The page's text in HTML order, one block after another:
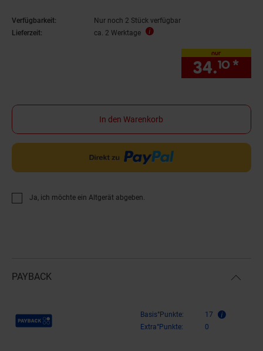
Verfügbarkeit:
Nur noch 2 Stück verfügbar
Lieferzeit:
ca. 2 Werktage
nur
34.10 *
In den Warenkorb
Ja, ich möchte ein Altgerät abgeben.
PAYBACK
Payback Punkte Basis°Punkte:
17
Extra°Punkte:
0